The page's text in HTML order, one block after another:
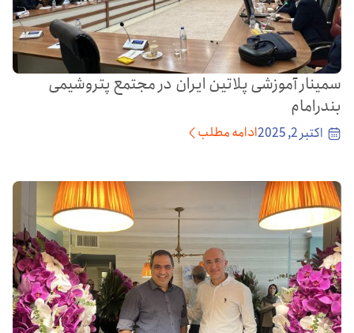
سمینار آموزشی پلاتین ایران در مجتمع پتروشیمی
بندرامام
اکتبر 2, 2025 ادامه مطلب